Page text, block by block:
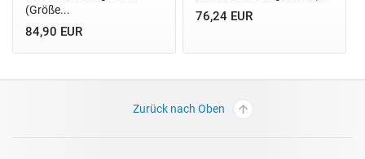
(Größe...
84,90 EUR
76,24 EUR
Zurück nach Oben